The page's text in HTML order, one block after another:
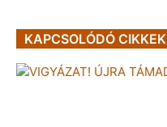
KAPCSOLÓDÓ CIKKEK